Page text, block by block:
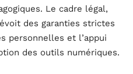
Le cadre légal,
des garanties strictes
personnelles et l’appui
des outils numériques.